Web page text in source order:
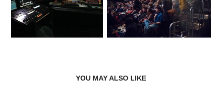
YOU MAY ALSO LIKE